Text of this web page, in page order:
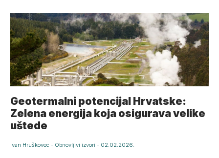
Geotermalni potencijal Hrvatske:
Zelena energija koja osigurava velike
uštede
Ivan Hruškovec - Obnovljivi izvori - 02.02.2026.